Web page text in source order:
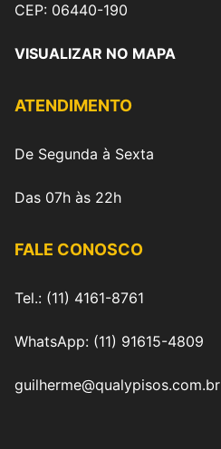
CEP: 06440-190
VISUALIZAR NO MAPA
ATENDIMENTO
De Segunda à Sexta
Das 07h às 22h
FALE CONOSCO
Tel.: (11) 4161-8761
WhatsApp: (11) 91615-4809
guilherme@qualypisos.com.br